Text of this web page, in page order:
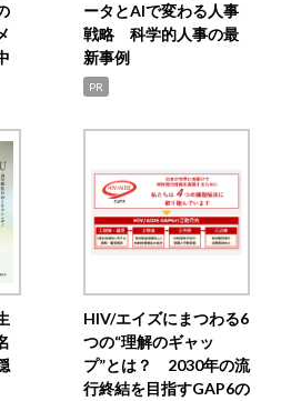
ータとAIで変わる人事
戦略 科学的人事の最
新事例
PR
HIV/エイズにまつわる6
つの“理解のギャッ
プ”とは？ 2030年の流
行終結を目指すGAP6の